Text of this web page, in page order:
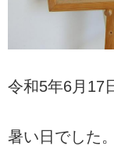
令和5年6月17
暑い日でした。